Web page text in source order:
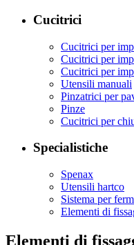
Cucitrici
Cucitrici per
Cucitrici per
Cucitrici per
Utensili manuali
Pinzatrici per
Pinze
Cucitrici per
Specialistiche
Spenax
Utensili hartco
Sistema per
Elementi di
Elementi di